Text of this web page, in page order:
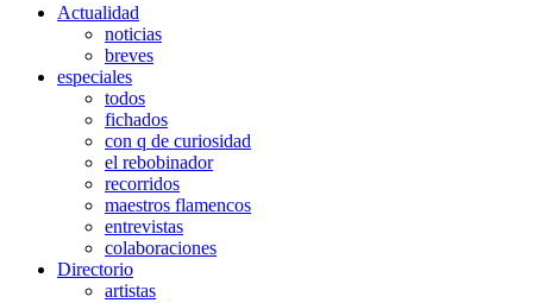
Actualidad
noticias
breves
especiales
todos
fichados
con q de curiosidad
el rebobinador
recorridos
maestros flamencos
entrevistas
colaboraciones
Directorio
artistas